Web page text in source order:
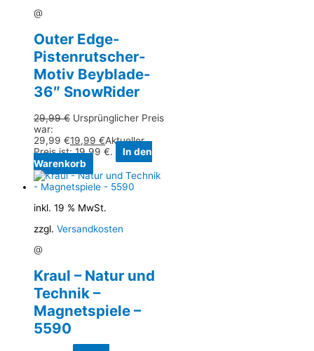
@
Outer Edge-
Pistenrutscher-
Motiv Beyblade-
36″ SnowRider
29,99€ Ursprünglicher Preis
war:
29,99 €19,99 €Aktueller
Preis ist: 19,99 €.
In den
Warenkorb
inkl. 19 % MwSt.
zzgl. Versandkosten
@
Kraul – Natur und
Technik –
Magnetspiele –
5590